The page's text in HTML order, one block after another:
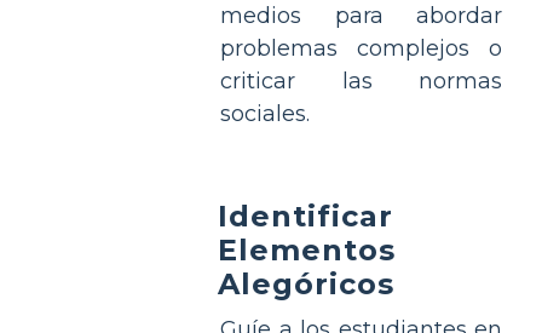
medios para abordar
problemas complejos o
criticar las normas
sociales.
Identificar
Elementos
Alegóricos